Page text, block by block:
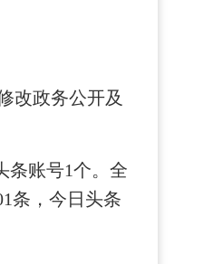
改政务公开及
条账号1个。全
条，今日头条